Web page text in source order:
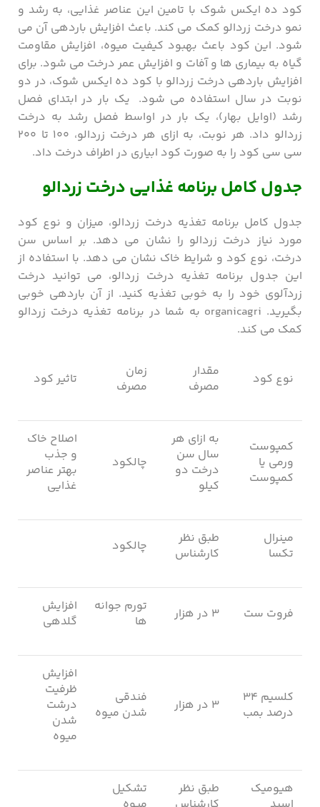
کود ده ایکس شوک با تامین این عناصر غذایی، به رشد و
نمو درخت زردالو کمک می ‌کند. باعث افزایش باردهی آن می‌
شود. این کود باعث بهبود کیفیت میوه‌، افزایش مقاومت
گیاه به بیماری‌ ها و آفات و افزایش عمر درخت می ‌شود. برای
افزایش باردهی درخت زردالو با کود ده ایکس شوک، در دو
نوبت در سال استفاده می شود. یک بار در ابتدای فصل
رشد (اوایل بهار)، یک بار در اواسط فصل رشد به درخت
زردالو داد. هر نوبت، به ازای هر درخت زردالو، ۱۰۰ تا ۲۰۰
سی سی کود را به صورت کود ابیاری در اطراف درخت داد.
جدول کامل برنامه غذایی درخت زردالو
جدول کامل برنامه تغذیه درخت زردالو، میزان و نوع کود
مورد نیاز درخت زردالو را نشان می دهد. بر اساس سن
درخت، نوع کود و شرایط خاک نشان می ‌دهد. با استفاده از
این جدول برنامه تغذیه درخت زردالو، می ‌توانید درخت
زردآلوی خود را به خوبی تغذیه کنید. از آن باردهی خوبی
بگیرید. organicagri به شما در برنامه تغذیه درخت زردالو
کمک می کند.
نوع کود
مقدار
مصرف
زمان
مصرف
تاثیر کود
کمپوست
ورمی یا
کمپوست
به ازای هر
سال سن
درخت دو
کیلو
چالکود
اصلاح خاک
و جذب
بهتر عناصر
غذایی
مینرال
تکسا
طبق نظر
کارشناس
چالکود
فروت ست ۳ در هزار
تورم جوانه
ها
افزایش
گلدهی
کلسیم ۳۴
درصد بمب
۳ در هزار
فندقی
شدن میوه
افزایش
ظرفیت
درشت
شدن
میوه
هیومیک
طبق نظر
تشکیل